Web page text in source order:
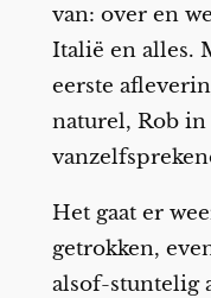
van: over en
Italië en alles.
eerste
naturel, Rob
Het gaat er
getrokken,
alsof-stuntelig